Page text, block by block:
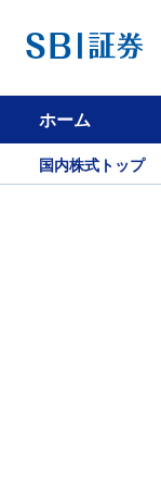
ホーム
国内株式トップ